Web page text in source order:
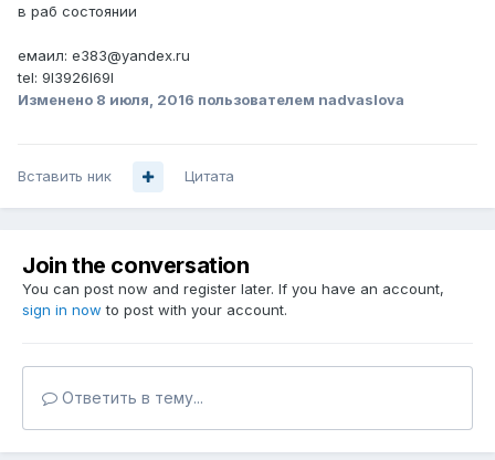
в раб состоянии
емаил: e383@yandex.ru
tel: 9I3926I69I
Изменено 8 июля, 2016 пользователем nadvaslova
Вставить ник Цитата
Join the conversation
You can post now and register later. If you have an account,
sign in now to post with your account.
Ответить в тему...